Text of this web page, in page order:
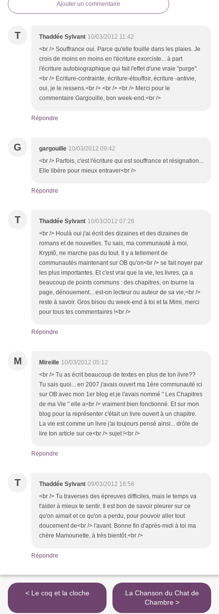
Ajouter un commentaire
T Thaddée Sylvant 10/03/2012 11:42
<br /> Souffrance oui. Parce qu'elle fouille dans les plaies. Je
crois de moins en moins en l'écriture exorciste... à part
l'écriture autobiographique qui fait l'effet d'une vraie "purge".
<br /> Ecriture-contrainte, écriture-étouffoir, écriture -antivie,
oui, je le ressens.<br /> <br /> <br /> Merci pour le
commentaire Gargouille, bon week-end.<br />
Répondre
G gargouille 10/03/2012 09:42
<br /> Parfois, c'est l'écriture qui est souffrance et résignation...
Elle libère pour mieux entraver<br />
Répondre
T Thaddée Sylvant 10/03/2012 07:26
<br /> Houlà oui j'ai écrit des dizaines et des dizaines de
romans et de nouvelles. Tu sais, ma communauté à moi,
Kryptô, ne marche pas du tout. Il y a tellement de
communautés maintenant sur OB qu'on<br /> se fait noyer par
les plus importantes. Et c'est vrai que la vie, les livres, ça a
beaucoup de points communs : des chapitres, on tourne la
page, dénouement... est-on lecteur ou auteur de sa vie,<br />
reste à savoir. Gros bisou du week-end à toi et ta Mimi, merci
pour tous tes commentaires !<br />
Répondre
M Mireille 10/03/2012 05:12
<br /> Tu as écrit beaucoup de textes en plus de ton livre??
Tu sais quoi... en 2007 j'avais ouvert ma 1ère communauté ici
sur OB avec mon 1er blog et je l'avais nommé " Les Chapitres
de ma Vie " elle a<br /> vraiment bien fonctionné. Et sur mon
blog pour la représenter c'était un livre ouvert à un chapitre.
La vie est comme un livre j'ai toujours pensé ainsi... drôle de
lire ton article sur ce<br /> sujet !<br />
Répondre
T Thaddée Sylvant 09/03/2012 16:56
<br /> Tu traverses des épreuves difficiles, mais le temps va
t'aider à mieux te sentir. Il est bon de savoir pleurer sur ce
qu'on aimait et ce qu'on a perdu, pour pouvoir aller tout
doucement de<br /> l'avant. Bonne fin d'après-midi à toi ma
chère Mamounette, à très bientôt.<br />
Répondre
< Le coq et la cloche
La Chanson du Chat de
Chambre >